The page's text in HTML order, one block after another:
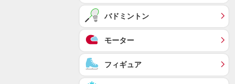
バドミントン
モーター
フィギュア